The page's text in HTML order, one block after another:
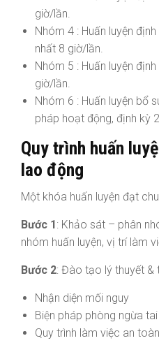
giờ/lần.
Nhóm 4 : Huấn luyện
nhất 8 giờ/lần.
Nhóm 5 : Huấn luyện
giờ/lần.
Nhóm 6 : Huấn luyện bổ
pháp hoạt động, định kỳ
Quy trình huấn
lao động
Một khóa huấn luyện đạt
Bước 1: Khảo sát – phân
nhóm huấn luyện, vị trí làm
Bước 2: Đào tạo lý thuyết &
Nhận diện mối nguy
Biện pháp phòng ngừa tai
Quy trình làm việc an toàn